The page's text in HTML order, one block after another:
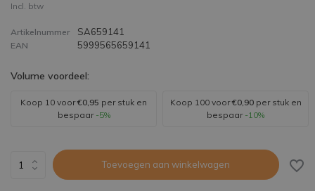
Incl. btw
Artikelnummer SA659141
EAN 5999565659141
Volume voordeel:
Koop 10 voor€0,95 per stuk en
bespaar -5%
Koop 100 voor€0,90per stuk en
bespaar -10%
Toevoegen aan winkelwagen